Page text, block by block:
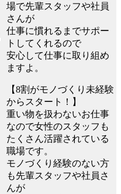
場で先輩スタッフや社員
さんが
仕事に慣れるまでサポー
トしてくれるので
安心して仕事に取り組め
ますよ。
【8割がモノづくり未経験
からスタート！】
重い物を扱わないお仕事
なので女性のスタッフも
たくさん活躍されている
職場です。
モノづくり経験のない方
も先輩スタッフや社員さ
んが